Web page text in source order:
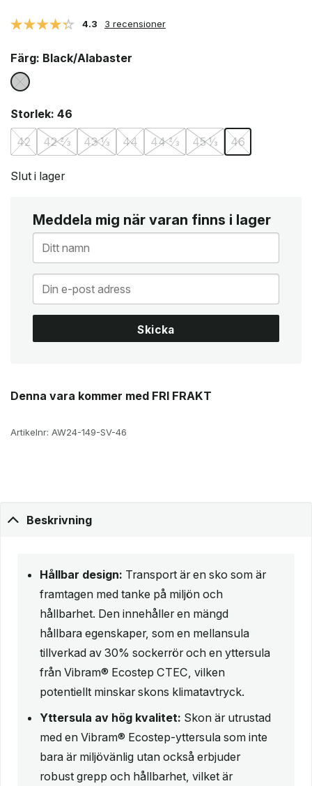
4.3 3 recensioner
Färg: Black/Alabaster
Storlek: 46
42
42 ⅔ 43 ⅓ 44 44 ⅔ 45 ⅓ 46
Slut i lager
Meddela mig när varan finns i lager
Skicka
Denna vara kommer med FRI FRAKT
Artikelnr: AW24-149-SV-46
Beskrivning
Hållbar design: Transport är en sko som är
framtagen med tanke på miljön och
hållbarhet. Den innehåller en mängd
hållbara egenskaper, som en mellansula
tillverkad av 30% sockerrör och en yttersula
från Vibram® Ecostep CTEC, vilken
potentiellt minskar skons klimatavtryck.
Yttersula av hög kvalitet: Skon är utrustad
med en Vibram® Ecostep-yttersula som inte
bara är miljövänlig utan också erbjuder
robust grepp och hållbarhet, vilket är